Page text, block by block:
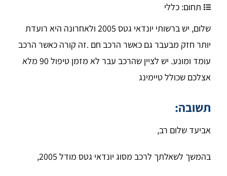
תחום: כללי
שלום, יש ברשותי יונדאי גטס 2005 ולאחרונה היא רועדת
יותר חזק מבעבר גם כאשר הרכב חם .זה קורה כאשר הרכב
עומד ומונע. יש לציין שהרכב עבר לא מזמן טיפול 90 מלא
אצלכם שכולל טיימינג
תשובה:
אביעד שלום רב,
בהמשך לשאלתך לרכב מסוג יונדאי גטס מודל 2005,